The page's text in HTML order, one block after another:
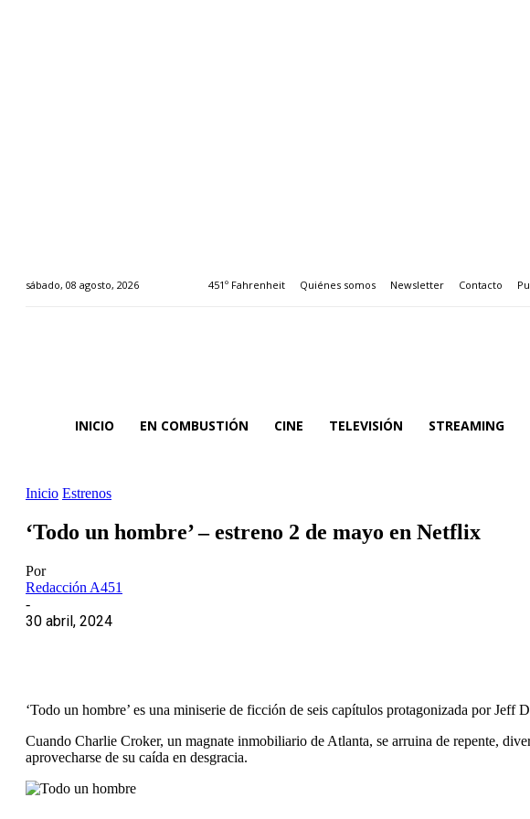
sábado, 08 agosto, 2026 451º Fahrenheit Quiénes somos Newsletter Contacto
INICIO EN COMBUSTIÓN CINE TELEVISIÓN STREAMING
Inicio Estrenos
‘Todo un hombre’ – estreno 2 de mayo en Netflix
Por
Redacción A451
-
30 abril, 2024
‘Todo un hombre’ es una miniserie de ficción de seis capítulos protagonizada por Jeff
Cuando Charlie Croker, un magnate inmobiliario de Atlanta, se arruina de repente,
aprovecharse de su caída en desgracia.